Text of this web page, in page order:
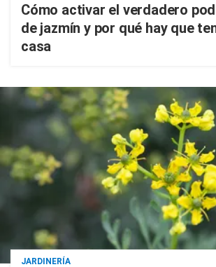
Cómo activar el verdadero
de jazmín y por qué hay que
casa
JARDINERÍA